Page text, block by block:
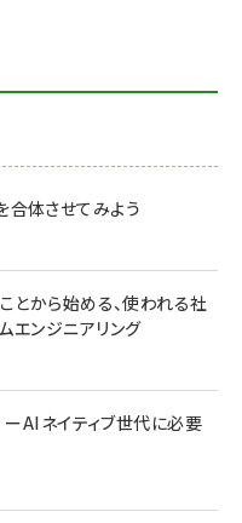
合体させてみよう
とから始める、使われる社
エンジニアリング
AIネイティブ世代に必要